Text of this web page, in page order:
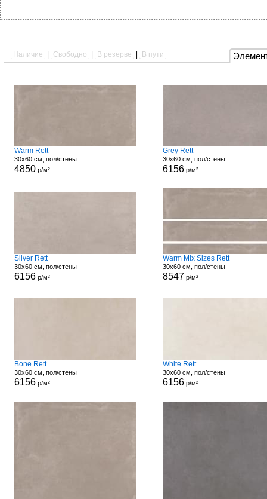
Наличие Свободно В резерве В пути
Warm Rett
30x60 см, пол/стены
4850р/м²
Grey Rett
30x60 см, пол/стены
6156р/м²
Silver Rett
30x60 см, пол/стены
6156р/м²
Warm Mix Sizes Rett
30x60 см, пол/стены
8547 р/м²
Bone Rett
30x60 см, пол/стены
6156р/м²
White Rett
30x60 см, пол/стены
6156р/м²